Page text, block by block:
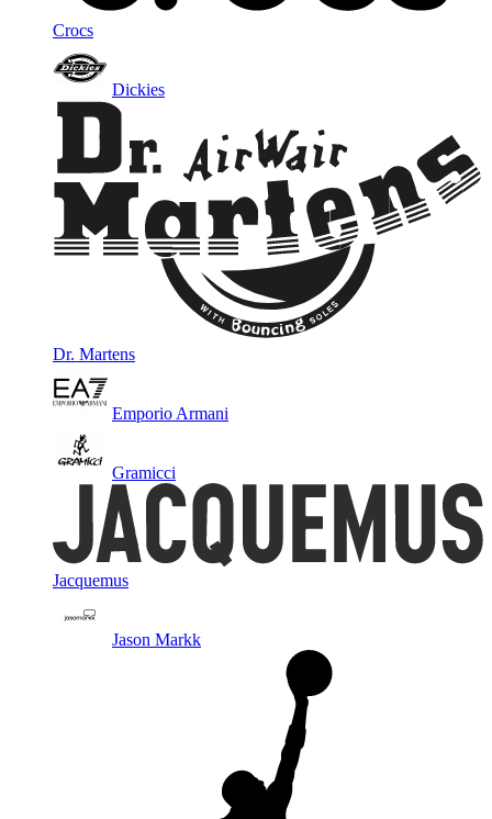
Crocs
Dickies
Dr. Martens
Emporio Armani
Gramicci
Jacquemus
Jason Markk